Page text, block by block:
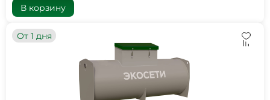
В корзину
От 1 дня